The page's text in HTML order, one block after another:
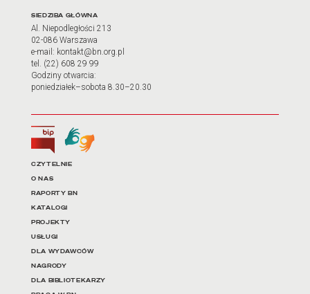
Adres oraz godziny
SIEDZIBA GŁÓWNA
Al. Niepodległości 213
02-086 Warszawa
e-mail: kontakt@bn.org.pl
tel. (22) 608 29 99
Godziny otwarcia:
poniedziałek–sobota 8.30–20.30
Biuletyn Informacji Publicznej
Tłumacz języka migowego
Linki do najważniejszych
CZYTELNIE
O NAS
RAPORTY BN
KATALOGI
PROJEKTY
USŁUGI
DLA WYDAWCÓW
NAGRODY
DLA BIBLIOTEKARZY